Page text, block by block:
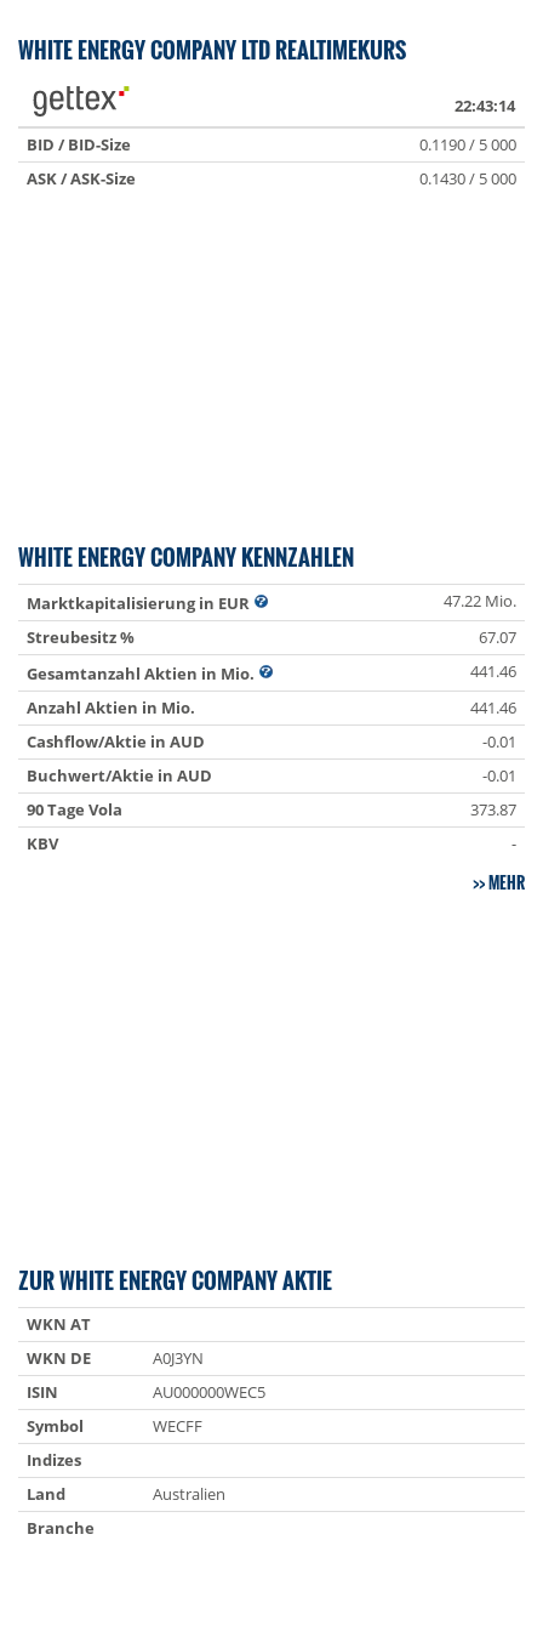
WHITE ENERGY COMPANY LTD REALTIMEKURS
22:43:14
BID / BID-Size
0.1190 / 5 000
ASK / ASK-Size
0.1430 / 5 000
WHITE ENERGY COMPANY KENNZAHLEN
Marktkapitalisierung in EUR
47.22 Mio.
Streubesitz %
67.07
Gesamtanzahl Aktien in Mio.
441.46
Anzahl Aktien in Mio.
441.46
Cashflow/Aktie in AUD
-0.01
Buchwert/Aktie in AUD
-0.01
90 Tage Vola
373.87
KBV
-
MEHR
ZUR WHITE ENERGY COMPANY AKTIE
WKN AT
WKN DE
A0J3YN
ISIN
AU000000WEC5
Symbol
WECFF
Indizes
Land
Australien
Branche